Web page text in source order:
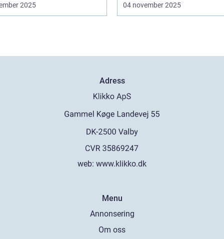
2025 04 november 2025
Adress
web: www.klikko.dk
Menu
Annonsering
Om oss